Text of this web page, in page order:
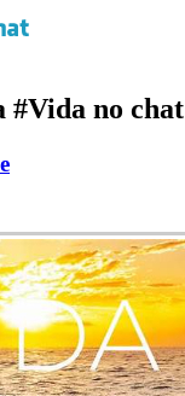
#Vida no chat